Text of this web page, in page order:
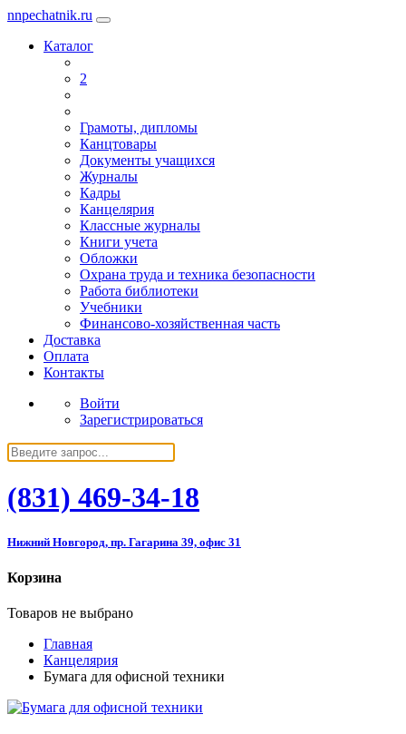
nnpechatnik.ru
Каталог
2
Грамоты, дипломы
Канцтовары
Документы учащихся
Журналы
Кадры
Канцелярия
Классные журналы
Книги учета
Обложки
Охрана труда и техника безопасности
Работа библиотеки
Учебники
Финансово-хозяйственная часть
Доставка
Оплата
Контакты
Войти
Зарегистрироваться
(831) 469-34-18
Нижний Новгород, пр. Гагарина 39, офис 31
Корзина
Товаров не выбрано
Главная
Канцелярия
Бумага для офисной техники